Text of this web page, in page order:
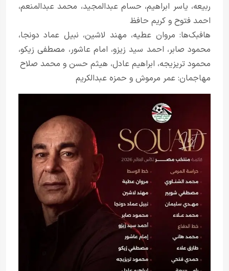
ربیعه، یاسر ابراهیم، حسام عبدالمجید، محمد عبدالمنعم،
احمد فتوح و کریم حافظ
هافبک‌ها: مروان عطیه، مهند لاشین، نبیل عماد دونجا،
محمود صابر، احمد سید زیزو، امام عاشور، مصطفی زیکو،
محمود تریزیجه، ابراهیم عادل، هیثم حسن و محمد صلاح
مهاجمان: عمر مرموش و حمزه عبدالکریم